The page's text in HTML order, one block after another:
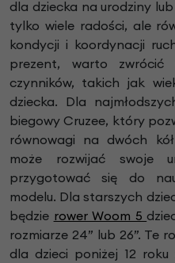
dla dziecka na urodziny
tylko wiele radości, ale
kondycji i koordynacji
prezent, warto zwrócić
czynników, takich jak
dziecka. Dla
biegowy Cruzee, który
równowagi na dwóch
może rozwijać swoje
przygotować się do
modelu. Dla starszych
będzie rower Woom 5
rozmiarze 24” lub 26”. Te
dla dzieci poniżej 12